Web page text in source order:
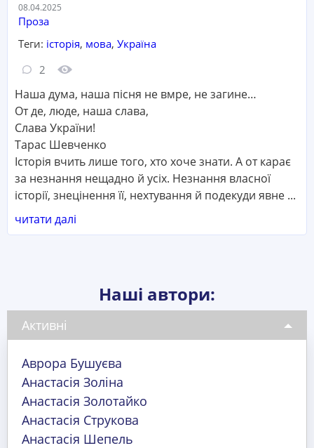
Дата:
08.04.2025
Категорія:
Проза
Теги: історія, мова, Україна
Кількість коментарів:
2 Кількість переглядів:
Наша дума, наша пісня не вмре, не загине…
От де, люде, наша слава,
Слава України!
Тарас Шевченко
Історія вчить лише того, хто хоче знати. А от карає
за незнання нещадно й усіх. Незнання власної
історії, знецінення її, нехтування й подекуди явне ...
читати далі
Наші автори:
Активні
Аврора Бушуєва
Анастасія Золіна
Анастасія Золотайко
Анастасія Струкова
Анастасія Шепель